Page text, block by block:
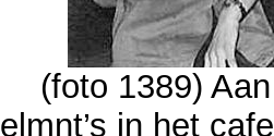
(foto 1389)
elmnt’s in het